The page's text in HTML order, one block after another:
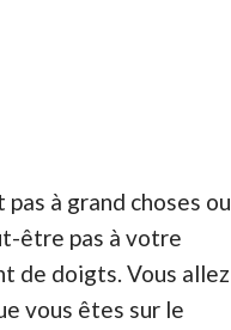
à grand choses ou
être pas à votre
de doigts. Vous allez
vous êtes sur le